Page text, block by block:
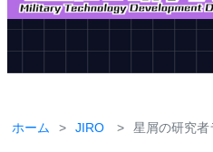
ホーム JIRO 星屑の研究